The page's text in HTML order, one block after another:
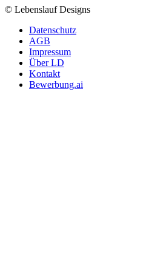
© Lebenslauf Designs
Datenschutz
AGB
Impressum
Über LD
Kontakt
Bewerbung.ai